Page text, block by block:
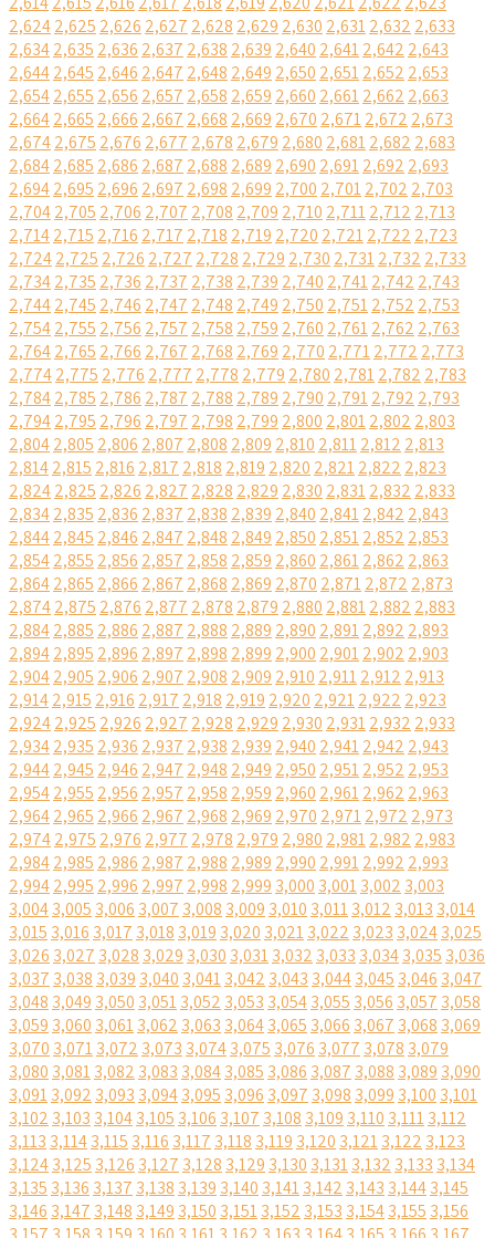
2,6242,625 2,626 2,627 2,628 2,629 2,630 2,6312,632 2,633
2,6342,635 2,636 2,637 2,638 2,639 2,640 2,6412,642 2,643
2,6442,645 2,646 2,647 2,648 2,649 2,650 2,6512,652 2,653
2,6542,655 2,656 2,657 2,658 2,659 2,660 2,6612,662 2,663
2,6642,665 2,666 2,667 2,668 2,669 2,670 2,6712,672 2,673
2,6742,675 2,676 2,677 2,678 2,679 2,680 2,6812,682 2,683
2,6842,685 2,686 2,687 2,688 2,689 2,690 2,6912,692 2,693
2,6942,695 2,696 2,697 2,698 2,699 2,700 2,7012,702 2,703
2,7042,705 2,706 2,707 2,708 2,709 2,710 2,7112,712 2,713
2,7142,715 2,716 2,717 2,718 2,719 2,720 2,7212,722 2,723
2,7242,725 2,726 2,727 2,728 2,729 2,730 2,7312,732 2,733
2,7342,735 2,736 2,737 2,738 2,739 2,740 2,7412,742 2,743
2,7442,745 2,746 2,747 2,748 2,749 2,750 2,7512,752 2,753
2,7542,755 2,756 2,757 2,758 2,759 2,760 2,7612,762 2,763
2,7642,765 2,766 2,767 2,768 2,769 2,770 2,7712,772 2,773
2,7742,775 2,776 2,777 2,778 2,779 2,780 2,7812,782 2,783
2,7842,785 2,786 2,787 2,788 2,789 2,790 2,7912,792 2,793
2,7942,795 2,796 2,797 2,798 2,799 2,800 2,8012,802 2,803
2,8042,805 2,806 2,807 2,808 2,809 2,810 2,8112,812 2,813
2,8142,815 2,816 2,817 2,818 2,819 2,820 2,8212,822 2,823
2,8242,825 2,826 2,827 2,828 2,829 2,830 2,8312,832 2,833
2,8342,835 2,836 2,837 2,838 2,839 2,840 2,8412,842 2,843
2,8442,845 2,846 2,847 2,848 2,849 2,850 2,8512,852 2,853
2,8542,855 2,856 2,857 2,858 2,859 2,860 2,8612,862 2,863
2,8642,865 2,866 2,867 2,868 2,869 2,870 2,8712,872 2,873
2,8742,875 2,876 2,877 2,878 2,879 2,880 2,8812,882 2,883
2,8842,885 2,886 2,887 2,888 2,889 2,890 2,8912,892 2,893
2,8942,895 2,896 2,897 2,898 2,899 2,900 2,9012,902 2,903
2,9042,905 2,906 2,907 2,908 2,909 2,910 2,9112,912 2,913
2,9142,915 2,916 2,917 2,918 2,919 2,920 2,9212,922 2,923
2,9242,925 2,926 2,927 2,928 2,929 2,930 2,9312,932 2,933
2,9342,935 2,936 2,937 2,938 2,939 2,940 2,9412,942 2,943
2,9442,945 2,946 2,947 2,948 2,949 2,950 2,9512,952 2,953
2,9542,955 2,956 2,957 2,958 2,959 2,960 2,9612,962 2,963
2,9642,965 2,966 2,967 2,968 2,969 2,970 2,9712,972 2,973
2,9742,975 2,976 2,977 2,978 2,979 2,980 2,9812,982 2,983
2,9842,985 2,986 2,987 2,988 2,989 2,990 2,9912,992 2,993
2,9942,995 2,996 2,997 2,998 2,999 3,000 3,0013,002 3,003
3,0043,005 3,006 3,007 3,008 3,009 3,010 3,0113,012 3,013 3,014
3,015 3,016 3,017 3,018 3,019 3,020 3,0213,022 3,023 3,0243,025
3,026 3,027 3,028 3,029 3,030 3,0313,032 3,033 3,0343,035 3,036
3,037 3,038 3,039 3,040 3,0413,042 3,043 3,0443,045 3,046 3,047
3,048 3,049 3,050 3,0513,052 3,053 3,0543,055 3,056 3,057 3,058
3,059 3,060 3,0613,062 3,063 3,0643,065 3,066 3,067 3,068 3,069
3,070 3,0713,072 3,073 3,0743,075 3,076 3,077 3,078 3,079
3,080 3,0813,082 3,083 3,0843,085 3,086 3,087 3,088 3,089 3,090
3,0913,092 3,093 3,0943,095 3,096 3,097 3,098 3,099 3,100 3,101
3,102 3,103 3,1043,105 3,106 3,107 3,108 3,109 3,110 3,1113,112
3,113 3,1143,115 3,116 3,117 3,118 3,119 3,120 3,1213,122 3,123
3,1243,125 3,126 3,127 3,128 3,129 3,130 3,1313,132 3,133 3,134
3,135 3,136 3,137 3,138 3,139 3,140 3,1413,142 3,143 3,1443,145
3,146 3,147 3,148 3,149 3,150 3,1513,152 3,153 3,1543,155 3,156